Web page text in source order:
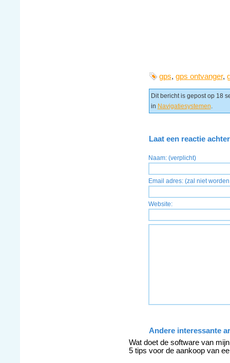
gps, gps ontvanger,
Dit bericht is gepost op 18
in Navigatiesystemen.
Laat een reactie achter
Naam: (verplicht)
Email adres: (zal niet
Website:
Andere interessante
Wat doet de software van
5 tips voor de aankoop van